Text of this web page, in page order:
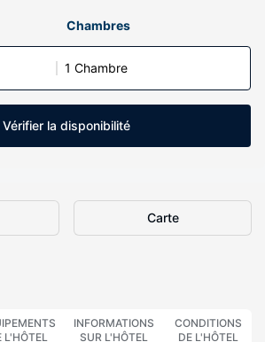
Chambres
1 Chambre
Vérifier la disponibilité
Carte
L'HÔTEL
INFORMATIONS
SUR L'HÔTEL
CONDITIONS
DE L'HÔTEL